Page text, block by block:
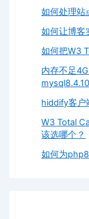
如何处理站
如何让博客
如何把W3
内存不足
hiddify客户
W3 Total
该选哪个？
如何为